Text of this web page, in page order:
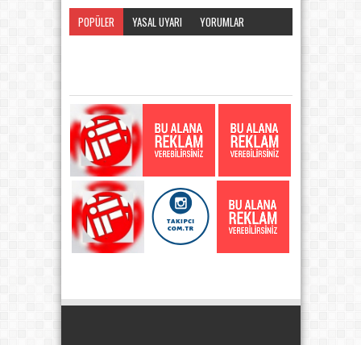
POPÜLER YASAL UYARI
YORUMLAR